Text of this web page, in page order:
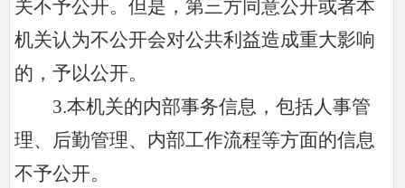
关不予公开。但是，第三方同意公开或者本
机关认为不公开会对公共利益造成重大影响
的，予以公开。
3.本机关的内部事务信息，包括人事管
理、后勤管理、内部工作流程等方面的信息
不予公开。